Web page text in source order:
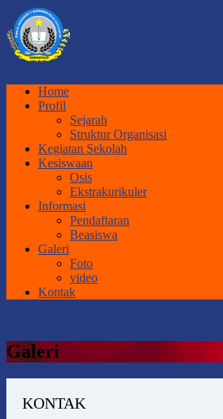
Home
Profil
Sejarah
Struktur Organisasi
Kegiatan Sekolah
Kesiswaan
Osis
Ekstrakurikuler
Informasi
Pendaftaran
Beasiswa
Galeri
Foto
video
Kontak
Galeri
KONTAK